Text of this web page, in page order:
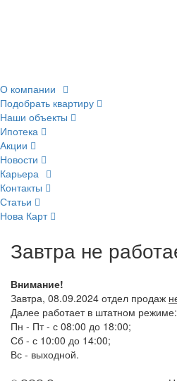
О компании
Подобрать квартиру
Наши объекты
Ипотека
Акции
Новости
Карьера
Контакты
Статьи
Нова Карт
Завтра не
Внимание!
Завтра, 08.09.2024 отдел продаж
Далее работает в штатном режиме:
Пн - Пт - с 08:00 до 18:00;
Сб - с 10:00 до 14:00;
Вс - выходной.